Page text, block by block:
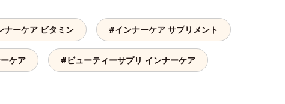
ナーケア ビタミン #インナーケア サプリメント
ケア #ビューティーサプリ インナーケア